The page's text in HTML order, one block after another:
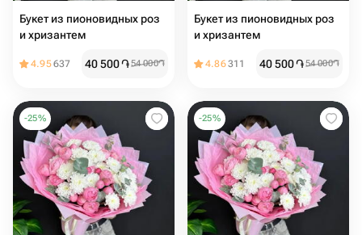
Букет из пионовидных роз
и хризантем ️
4.95637 40 500֏54 000֏
Букет из пионовидных роз
и хризантем
4.86311 40 500֏54 000֏
-25% -25%